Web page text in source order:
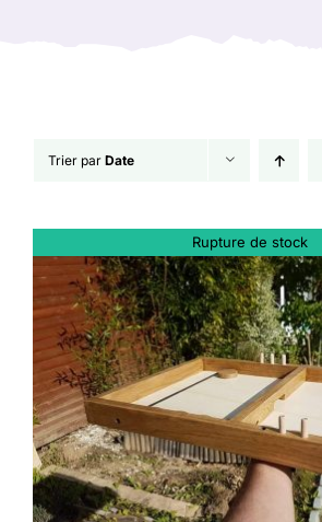
Trier par Date
Rupture de stock